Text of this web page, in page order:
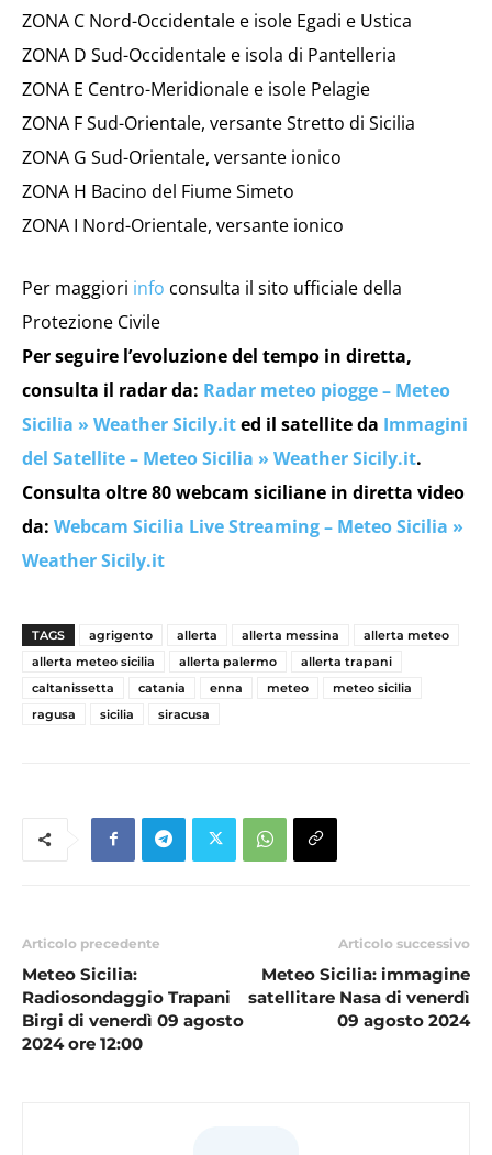
ZONA C Nord-Occidentale e isole Egadi e Ustica
ZONA D Sud-Occidentale e isola di Pantelleria
ZONA E Centro-Meridionale e isole Pelagie
ZONA F Sud-Orientale, versante Stretto di Sicilia
ZONA G Sud-Orientale, versante ionico
ZONA H Bacino del Fiume Simeto
ZONA I Nord-Orientale, versante ionico
Per maggiori info consulta il sito ufficiale della
Protezione Civile
Per seguire l’evoluzione del tempo in diretta,
consulta il radar da: Radar meteo piogge – Meteo
Sicilia » Weather Sicily.ited il satellite da Immagini
del Satellite – Meteo Sicilia » Weather Sicily.it.
Consulta oltre 80 webcam siciliane in diretta video
da: Webcam Sicilia Live Streaming – Meteo Sicilia »
Weather Sicily.it
TAGS agrigento allerta allerta messina
allerta meteo
allerta meteo sicilia
allerta palermo
allerta trapani
caltanissetta
catania enna meteo
meteo sicilia
ragusa
sicilia siracusa
Articolo precedente
Meteo Sicilia:
Radiosondaggio Trapani
Birgi di venerdì 09 agosto
2024 ore 12:00
Articolo successivo
Meteo Sicilia: immagine
satellitare Nasa di venerdì
09 agosto 2024